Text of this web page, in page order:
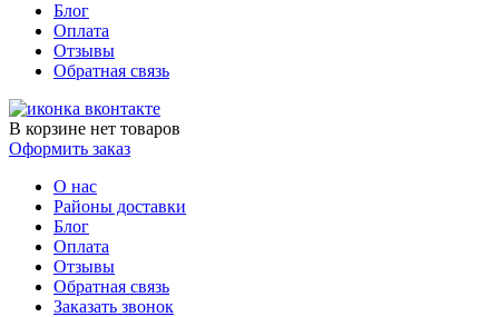
Блог
Оплата
Отзывы
Обратная связь
В корзине нет товаров
Оформить заказ
О нас
Районы доставки
Блог
Оплата
Отзывы
Обратная связь
Заказать звонок